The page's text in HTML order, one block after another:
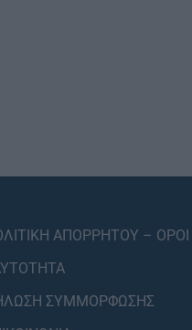
ΑΠΟΡΡΗΤΟΥ –
ΣΥΜΜΟΡΦΩΣΗΣ